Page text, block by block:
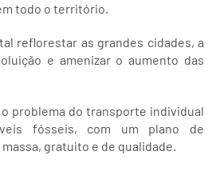
todo o território.
reflorestar as grandes cidades, a
e amenizar o aumento das
problema do transporte individual
fósseis, com um plano de
gratuito e de qualidade.